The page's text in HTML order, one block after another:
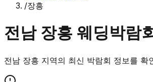
/장흥
전남 장흥 웨딩박람
전남 장흥 지역의 최신 박람회 정보를 확